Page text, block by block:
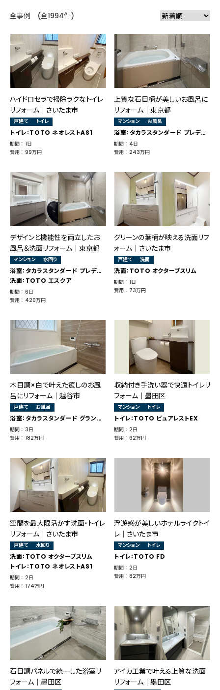
全事例 (全1994件)
ハイドロセラで掃除ラクなトイレ
リフォーム｜さいたま市
戸建て トイレ
トイレ：TOTO ネオレストAS1
期間 ： 1日
費用 ： 99万円
上質な石目柄が美しいお風呂に
リフォーム｜東京都
マンション お風呂
浴室：タカラスタンダード プレデンシア
期間 ： 4日
費用 ： 243万円
デザインと機能性を両立したお
風呂＆洗面リフォーム｜東京都
マンション 水回り
浴室：タカラスタンダード プレデンシア
洗面：TOTO エスクア
期間 ： 6日
費用 ： 420万円
グリーンの葉柄が映える洗面リフ
ォーム｜さいたま市
戸建て 洗面
洗面：TOTO オクターブスリム
期間 ： 1日
費用 ： 73万円
木目調×白で叶えた癒しのお風
呂にリフォーム｜越谷市
戸建て お風呂
浴室：タカラスタンダード グランスパ
期間 ： 3日
費用 ： 182万円
収納付き手洗い器で快適トイレリ
フォーム｜墨田区
マンション トイレ
トイレ：TOTO ピュアレストEX
期間 ： 2日
費用 ： 62万円
空間を最大限活かす洗面・トイレ
リフォーム｜さいたま市
戸建て 水回り
洗面：TOTO オクターブスリム
トイレ：TOTO ネオレストAS1
期間 ： 2日
費用 ： 174万円
浮遊感が美しいホテルライクトイ
レ｜さいたま市
マンション トイレ
トイレ：TOTO FD
期間 ： 2日
費用 ： 82万円
石目調パネルで統一した浴室リ
フォーム｜墨田区
アイカ工業で叶える上質な洗面
リフォーム｜墨田区